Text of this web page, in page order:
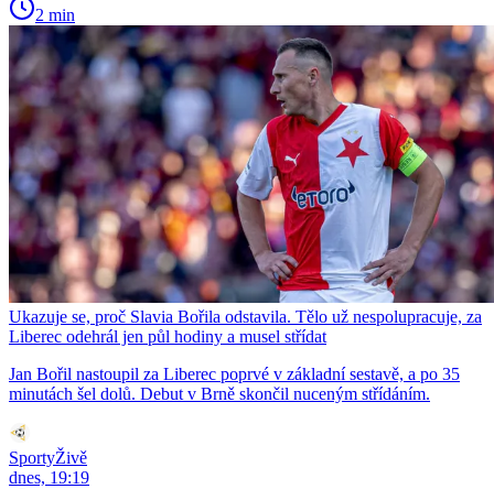
2 min
Ukazuje se, proč Slavia Bořila odstavila. Tělo už nespolupracuje, za
Liberec odehrál jen půl hodiny a musel střídat
Jan Bořil nastoupil za Liberec poprvé v základní sestavě, a po 35
minutách šel dolů. Debut v Brně skončil nuceným střídáním.
SportyŽivě
dnes, 19:19